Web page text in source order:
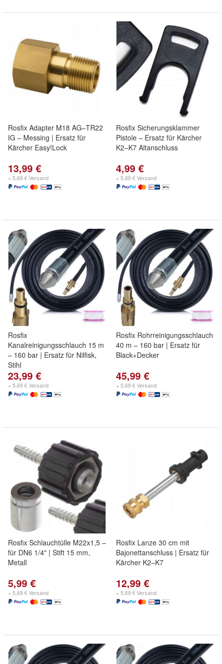
Rosfix Adapter M18 AG–TR22
IG – Messing | Ersatz für
Kärcher Easy!Lock
13,99 €
+ 5,69 € Versand
Rosfix Sicherungsklammer
Pistole – Ersatz für Kärcher
K2–K7 Altanschluss
4,99 €
+ 5,69 € Versand
Rosfix
Kanalreinigungsschlauch 15 m
– 160 bar | Ersatz für Nilfisk,
Stihl
23,99 €
+ 5,69 € Versand
Rosfix Rohrreinigungsschlauch
40 m – 160 bar | Ersatz für
Black+Decker
45,99 €
+ 5,69 € Versand
Rosfix Schlauchtülle M22x1,5 –
für DN6 1/4" | Stift 15 mm,
Metall
5,99 €
+ 5,69 € Versand
Rosfix Lanze 30 cm mit
Bajonettanschluss | Ersatz für
Kärcher K2–K7
12,99 €
+ 5,69 € Versand